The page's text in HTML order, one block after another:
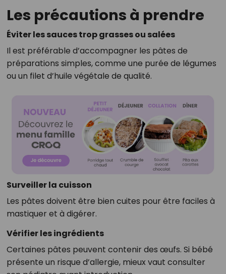
Les précautions à prendre
Éviter les sauces trop grasses ou salées
Il est préférable d’accompagner les pâtes de
préparations simples, comme une purée de légumes
ou un filet d’huile végétale de qualité.
Surveiller la cuisson
Les pâtes doivent être bien cuites pour être faciles à
mastiquer et à digérer.
Vérifier les ingrédients
Certaines pâtes peuvent contenir des œufs. Si bébé
présente un risque d’allergie, mieux vaut consulter